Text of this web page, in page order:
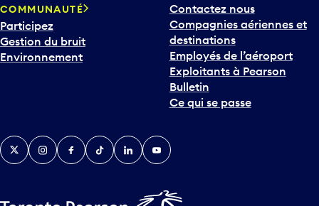
COMMUNAUTÉ
Participez
Gestion du bruit
Environnement
Contactez nous
Compagnies aériennes et
destinations
Employés de l’aéroport
Exploitants à Pearson
Bulletin
Ce qui se passe
TwitterInstagramFacebook
TikTokLinkedInYouTube